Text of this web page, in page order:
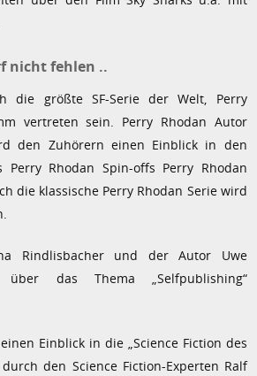
nicht fehlen ..
die größte SF-Serie der Welt, Perry
vertreten sein. Perry Rhodan Autor
den Zuhörern einen Einblick in den
Perry Rhodan Spin-offs Perry Rhodan
die klassische Perry Rhodan Serie wird
Rindlisbacher und der Autor Uwe
über das Thema „Selfpublishing“
Einblick in die „Science Fiction des
den Science Fiction-Experten Ralf